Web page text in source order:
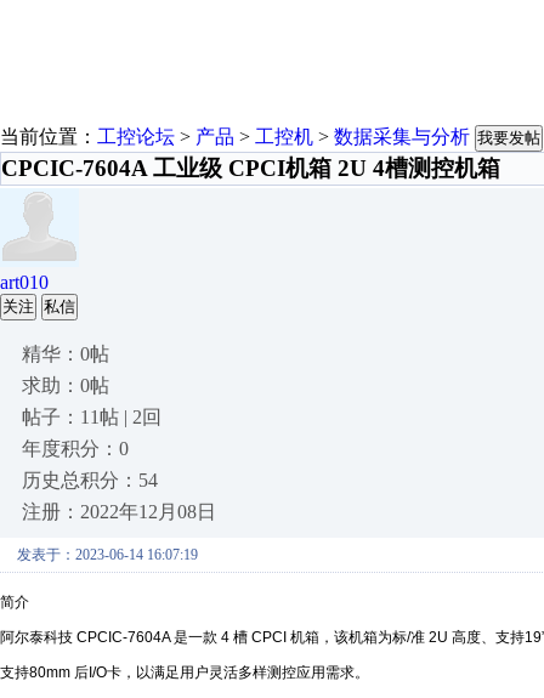
当前位置： 工控论坛 > 产品 > 工控机 > 数据采集与分析 我要发帖
CPCIC-7604A 工业级 CPCI机箱 2U 4槽测控机箱
art010
关注 私信
精华：0帖
求助：0帖
帖子：11帖 | 2回
年度积分：0
历史总积分：54
注册：2022年12月08日
发表于：2023-06-14 16:07:19
简介
阿尔泰科技 CPCIC-7604A 是一款 4 槽 CPCI 机箱，该机箱为标/准 2U 高度、支持
支持80mm 后I/O卡，以满足用户灵活多样测控应用需求。